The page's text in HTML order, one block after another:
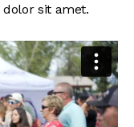
sit amet.